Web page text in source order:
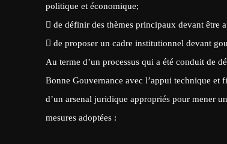
politique et économique;
 de définir des thèmes principaux devant être
 de proposer un cadre institutionnel devant
Au terme d’un processus qui a été conduit de
Bonne Gouvernance avec l’appui technique et
d’un arsenal juridique appropriés pour mener
mesures adoptées :